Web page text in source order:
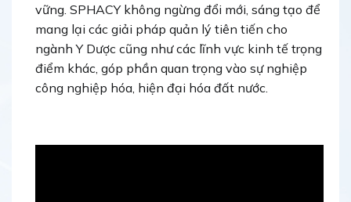
vững. SPHACY không ngừng đổi mới, sáng tạo để
mang lại các giải pháp quản lý tiên tiến cho
ngành Y Dược cũng như các lĩnh vực kinh tế trọng
điểm khác, góp phần quan trọng vào sự nghiệp
công nghiệp hóa, hiện đại hóa đất nước.